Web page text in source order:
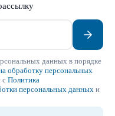
данных в порядке
обработку персональных
с Политика
персональных данных и